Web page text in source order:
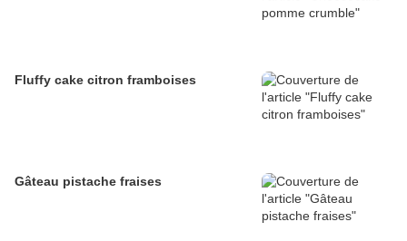
Fluffy cake citron framboises
Gâteau pistache fraises